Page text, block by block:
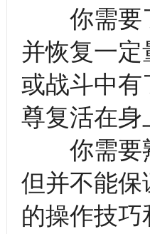
你需要了
并恢复一
或战斗中有
尊复活在身
你需要熟
但并不能保
的操作技